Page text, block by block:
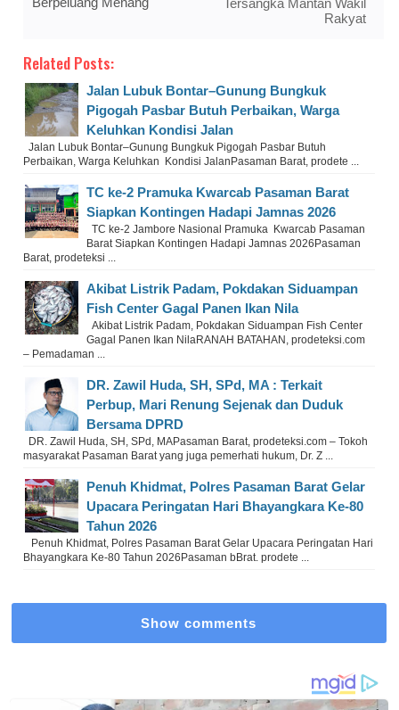
Tersangka Mantan Wakil
Rakyat
Related Posts:
Jalan Lubuk Bontar–Gunung Bungkuk
Pigogah Pasbar Butuh Perbaikan, Warga
Keluhkan Kondisi Jalan
Jalan Lubuk Bontar–Gunung Bungkuk Pigogah Pasbar Butuh
Perbaikan, Warga Keluhkan Kondisi JalanPasaman Barat, prodete ...
TC ke-2 Pramuka Kwarcab Pasaman Barat
Siapkan Kontingen Hadapi Jamnas 2026
TC ke-2 Jambore Nasional Pramuka Kwarcab Pasaman
Barat Siapkan Kontingen Hadapi Jamnas 2026Pasaman
Barat, prodeteksi ...
Akibat Listrik Padam, Pokdakan Siduampan
Fish Center Gagal Panen Ikan Nila
Akibat Listrik Padam, Pokdakan Siduampan Fish Center
Gagal Panen Ikan NilaRANAH BATAHAN, prodeteksi.com
– Pemadaman ...
DR. Zawil Huda, SH, SPd, MA : Terkait
Perbup, Mari Renung Sejenak dan Duduk
Bersama DPRD
DR. Zawil Huda, SH, SPd, MAPasaman Barat, prodeteksi.com – Tokoh
masyarakat Pasaman Barat yang juga pemerhati hukum, Dr. Z ...
Penuh Khidmat, Polres Pasaman Barat Gelar
Upacara Peringatan Hari Bhayangkara Ke-80
Tahun 2026
Penuh Khidmat, Polres Pasaman Barat Gelar Upacara Peringatan Hari
Bhayangkara Ke-80 Tahun 2026Pasaman bBrat. prodete ...
Show comments